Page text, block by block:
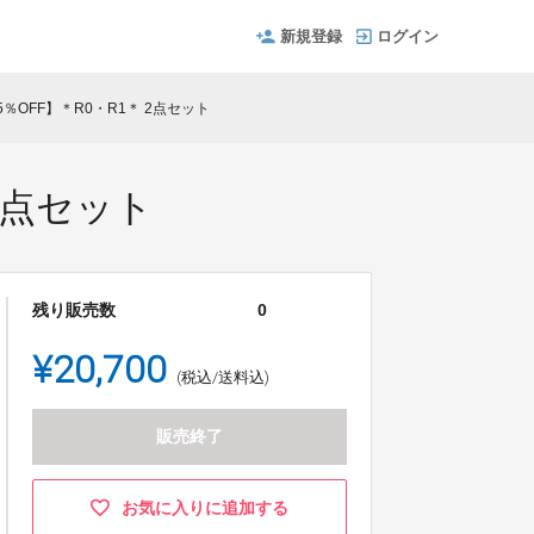
新規登録 ログイン
OFF】＊R0・R1＊ 2点セット
セット
残り販売数 0
¥20,700 (税込/送料込)
販売終了
お気に入りに追加する